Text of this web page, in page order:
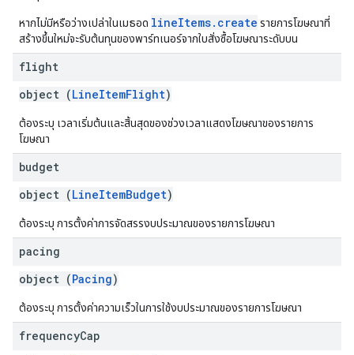
หากไม่มีหรือว่างเปล่าในเมธอด lineItems.create รายการโฆษณาที่
สร้างขึ้นใหม่จะรับต้นทุนของพาร์ทเนอร์จากใบสั่งซื้อโฆษณาระดับบน
flight
object (LineItemFlight)
ต้องระบุ เวลาเริ่มต้นและสิ้นสุดของช่วงเวลาแสดงโฆษณาของรายการ
โฆษณา
budget
object (LineItemBudget)
ต้องระบุ การตั้งค่าการจัดสรรงบประมาณของรายการโฆษณา
pacing
object (Pacing)
ต้องระบุ การตั้งค่าความเร็วในการใช้งบประมาณของรายการโฆษณา
frequencyCap